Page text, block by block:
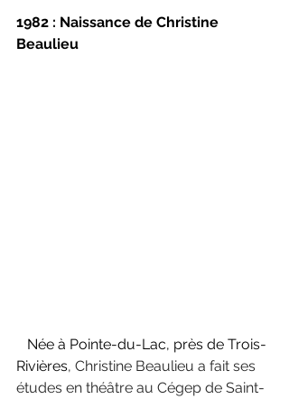
1982 : Naissance de Christine
Beaulieu
Rivières, Christine Beaulieu a fait ses
études en théâtre au Cégep de Saint-